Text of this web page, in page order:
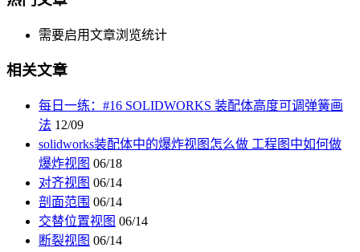
需要启用文章浏览统计
相关文章
每日一练：#16 SOLIDWORKS 装配体高度可调弹簧画
法 12/09
solidworks装配体中的爆炸视图怎么做 工程图中如何做
爆炸视图 06/18
对齐视图 06/14
剖面范围 06/14
交替位置视图 06/14
断裂视图 06/14